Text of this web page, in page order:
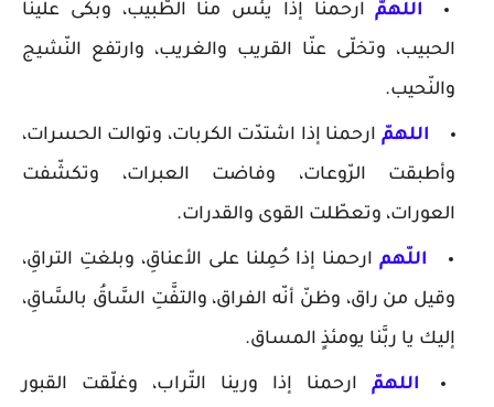
اللهمّ ارحمنا إذا يئس منّا الطّبيب، وبكى علينا
الحبيب، وتخلّى عنّا القريب والغريب، وارتفع النّشيج
والنّحيب.
اللهمّ ارحمنا إذا اشتدّت الكربات، وتوالت الحسرات،
وأطبقت الرّوعات، وفاضت العبرات، وتكشّفت
العورات، وتعطّلت القوى والقدرات.
اللّهم ارحمنا إذا حُمِلنا على الأعناقِ، وبلغتِ التراقِ،
وقيل من راق، وظنّ أنّه الفراق، والتفَّتِ السَّاقُ بالسَّاقِ،
إليك يا ربَّنا يومئذٍ المساق.
اللهمّ ارحمنا إذا ورينا التّراب، وغلّقت القبور